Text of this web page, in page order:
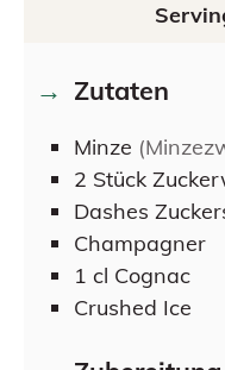
Zutaten
Minze
2 Stück
Dashes
Champagner
1 cl Cognac
Crushed Ice